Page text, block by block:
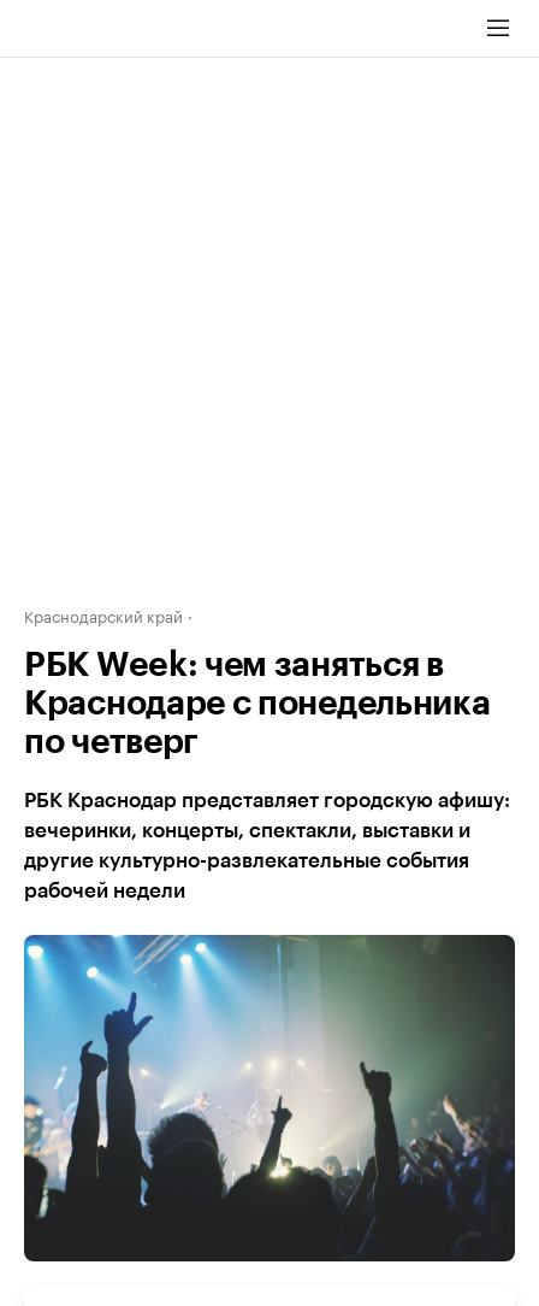
Краснодарский край
РБК Week: чем заняться в
Краснодаре с понедельника
по четверг
РБК Краснодар представляет городскую афишу:
вечеринки, концерты, спектакли, выставки и
другие культурно-развлекательные события
рабочей недели